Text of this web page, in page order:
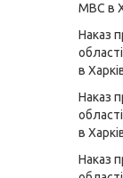
МВС в
Наказ
в
Наказ
в
Наказ